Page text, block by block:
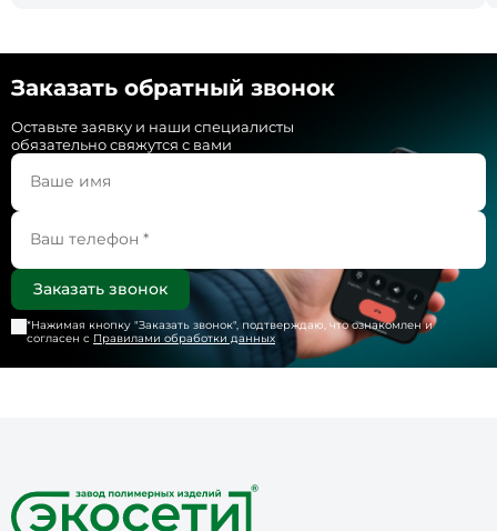
Заказать обратный звонок
Оставьте заявку и наши специалисты
обязательно свяжутся с вами
*Нажимая кнопку "Заказать звонок", подтверждаю, что ознакомлен и
согласен с Правилами обработки данных